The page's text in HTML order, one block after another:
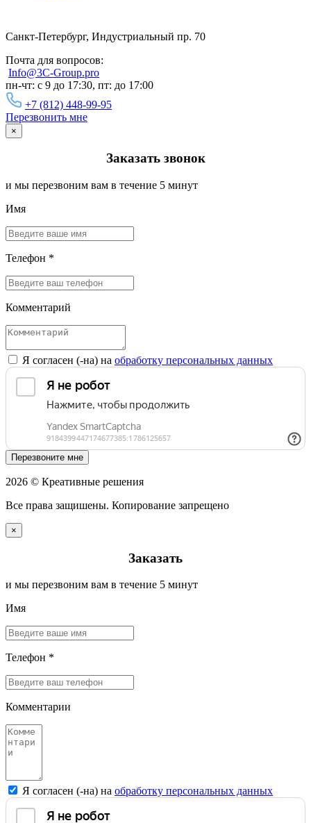
Санкт-Петербург, Индустриальный пр. 70
Почта для вопросов:
Info@3C-Group.pro
пн-чт: с 9 до 17:30, пт: до 17:00
+7 (812) 448-99-95
Перезвонить мне
×
Заказать звонок
и мы перезвоним вам в течение 5 минут
Имя
Телефон *
Комментарий
Я согласен (-на) на обработку персональных данных
Перезвоните мне
2026 © Креативные решения
Все права защишены. Копирование запрещено
×
Заказать
и мы перезвоним вам в течение 5 минут
Имя
Телефон *
Комментарии
Я согласен (-на) на обработку персональных данных